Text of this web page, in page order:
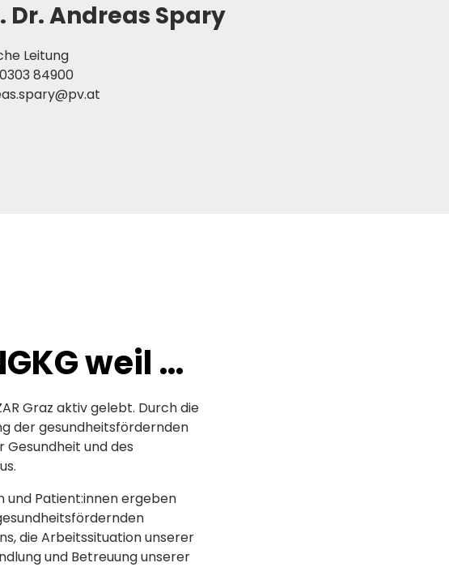
Dr.Andreas Spary
Leitung
84900
weil …
Graz aktiv gelebt. Durch die
der gesundheitsfördernden
Gesundheit und des
und Patient:innen ergeben
die Arbeitssituation unserer
und Betreuung unserer